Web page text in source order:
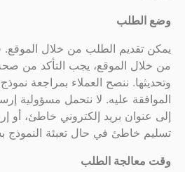
وضع الطلب
يمكن تقديم الطلب من خلال
من خلال الموقع، يجب التأكد من
وتحديثها. ننصح العملاء بمراجعة
الموافقة عليه. لا نتحمل مسؤولية
إلى عنوان بريد إلكتروني خاطئ، أو
تسليم خاطئ في حال تعبئة
وقت معالجة الطلب